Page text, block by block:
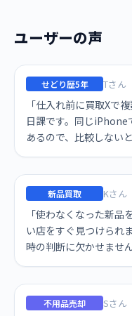
ユーザーの声
せどり歴5年 Tさん
「仕入れ前に買取Xで
日課です。同じiPhone
あるので、比較しない
新品買取 Kさん
「使わなくなった新
い店をすぐ見つけられ
時の判断に欠かせません
不用品売却 Sさん